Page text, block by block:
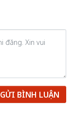
GỬI BÌNH LUẬN